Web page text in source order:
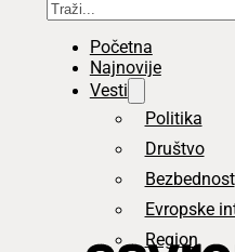
Početna
Najnovije
Vesti
Politika
Društvo
Bezbednost
Evropske
Region